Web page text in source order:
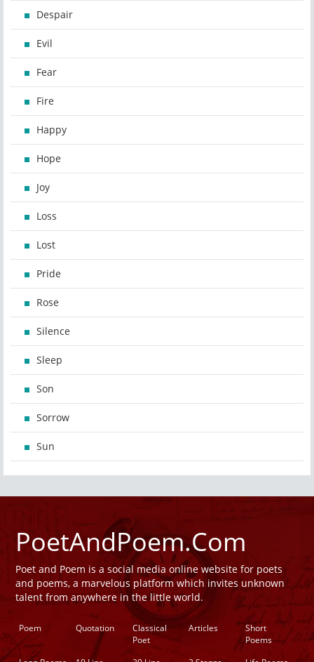
Despair
Evil
Fear
Fire
Happy
Hope
Joy
Loss
Lost
Pride
Rose
Silence
Sleep
Son
Sorrow
Sun
PoetAndPoem.Com
Poet and Poem is a social media online website for poets
and poems, a marvelous platform which invites unknown
talent from anywhere in the little world.
Poem Quotation
Classical
Poet
Articles
Short
Poems